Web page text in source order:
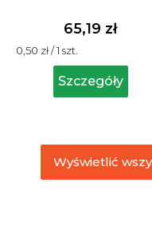
produktu
wynosi
4,3
na
gwiazdek.
65,19 zł
Cena
jednostkowa:
0,50 zł / 1 szt.
Szczegóły
Wyświetlić